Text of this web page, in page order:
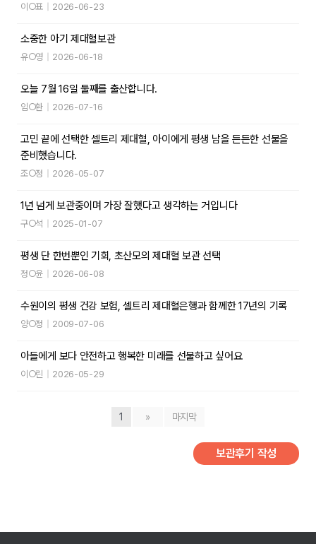
이○표 2026-06-23
소중한 아기 제대혈보관
유○영 2026-06-18
오늘 7월 16일 둘째를 출산합니다.
임○환 2026-07-16
고민 끝에 선택한 셀트리 제대혈, 아이에게 평생 남을 든든한 선물을
준비했습니다.
조○정 2026-05-07
1년 넘게 보관중이며 가장 잘했다고 생각하는 거입니다
구○석 2025-01-07
평생 단 한번뿐인 기회, 초산모의 제대혈 보관 선택
정○윤 2026-06-08
수원이의 평생 건강 보험, 셀트리 제대혈은행과 함께한 17년의 기록
양○정 2009-07-06
아들에게 보다 안전하고 행복한 미래를 선물하고 싶어요
이○린 2026-05-29
1 » 마지막
보관후기 작성